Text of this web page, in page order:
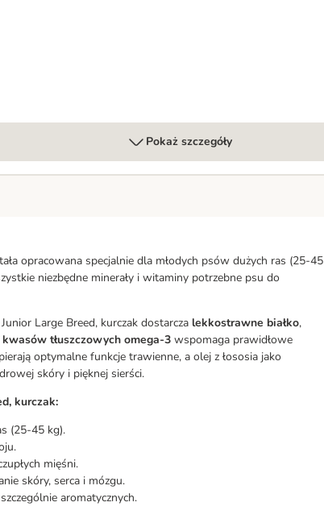
Pokaż szczegóły
opracowana specjalnie dla młodych psów dużych ras (25-45
niezbędne minerały i witaminy potrzebne psu do
Large Breed, kurczak dostarcza lekkostrawne białko,
kwasów tłuszczowych omega-3 wspomaga prawidłowe
optymalne funkcje trawienne, a olej z łososia jako
skóry i pięknej sierści.
kurczak:
(25-45 kg).
mięśni.
skóry, serca i mózgu.
aromatycznych.